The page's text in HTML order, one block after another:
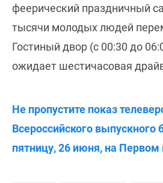
феерический праздничный
тысячи молодых людей
Гостиный двор (с 00:30 до
ожидает шестичасовая
Не пропустите показ
Всероссийского выпускного
пятницу, 26 июня, на Первом